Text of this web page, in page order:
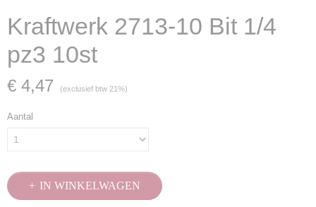
Kraftwerk 2713-10 Bit 1/4
pz3 10st
€ 4,47 (exclusief btw 21%)
Aantal
IN WINKELWAGEN